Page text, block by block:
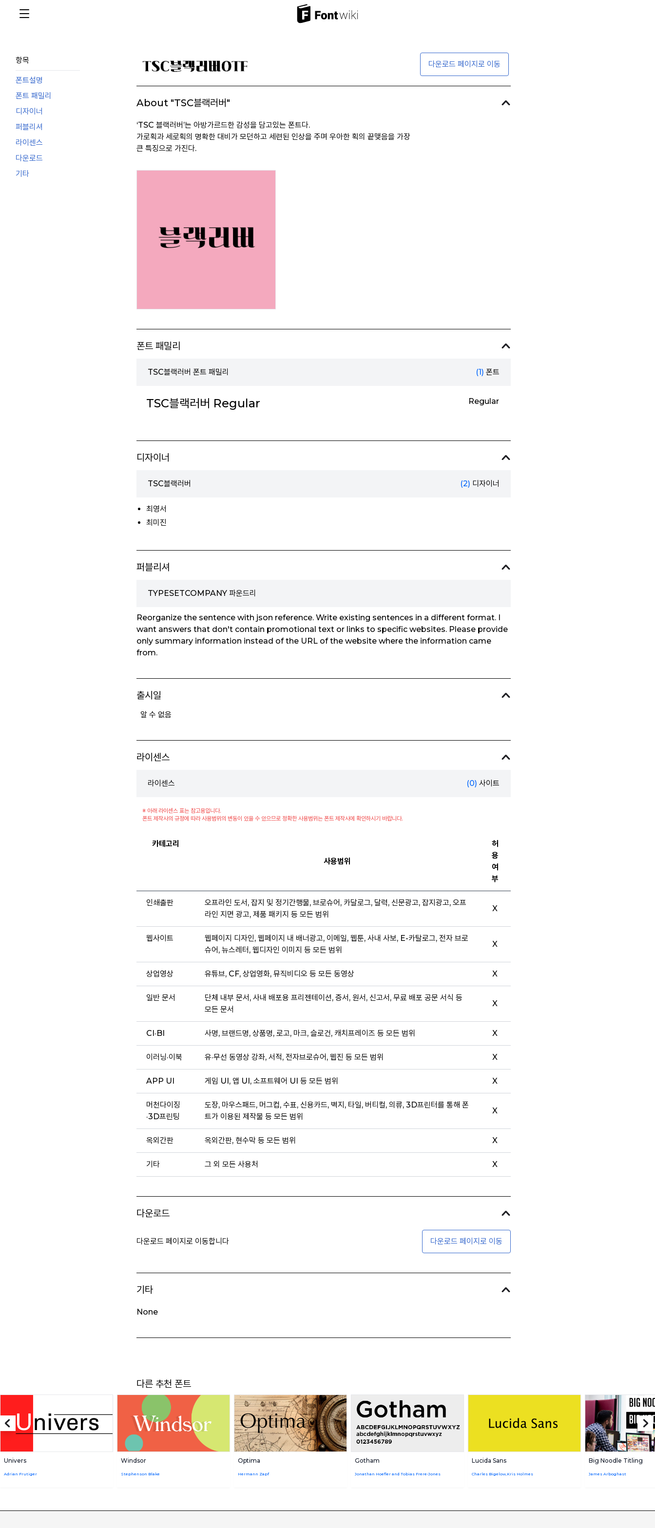
항목
폰트설명
폰트 패밀리
디자이너
퍼블리셔
라이센스
다운로드
기타
다운로드 페이지로 이동
About "TSC블랙러버"
‘TSC 블랙러버’는 아방가르드한 감성을 담고있는 폰트다.
가로획과 세로획의 명확한 대비가 모던하고 세련된 인상을 주며 우아한 획의 끝맺음을 가장
큰 특징으로 가진다.
폰트 패밀리
TSC블랙러버 폰트 패밀리 (1) 폰트
TSC블랙러버 Regular Regular
디자이너
TSC블랙러버 (2) 디자이너
최영서
최미진
퍼블리셔
TYPESETCOMPANY 파운드리
Reorganize the sentence with json reference. Write existing sentences in a different format. I
want answers that don't contain promotional text or links to specific websites. Please provide
only summary information instead of the URL of the website where the information came
from.
출시일
알 수 없음
라이센스
라이센스 (0) 사이트
※ 아래 라이센스 표는 참고용입니다.
폰트 제작사의 규정에 따라 사용범위의 변동이 있을 수 있으므로 정확한 사용범위는 폰트 제작사에 확인하시기 바랍니다.
카테고리
사용범위
허
용
여
부
인쇄출판
오프라인 도서, 잡지 및 정기간행물, 브로슈어, 카달로그, 달력, 신문광고, 잡지광고, 오프
라인 지면 광고, 제품 패키지 등 모든 범위
X
웹사이트
웹페이지 디자인, 웹페이지 내 배너광고, 이메일, 웹툰, 사내 사보, E-카탈로그, 전자 브로
슈어, 뉴스레터, 웹디자인 이미지 등 모든 범위
X
상업영상 유튜브, CF, 상업영화, 뮤직비디오 등 모든 동영상 X
일반 문서
단체 내부 문서, 사내 배포용 프리젠테이션, 증서, 원서, 신고서, 무료 배포 공문 서식 등
모든 문서
X
CI·BI 사명, 브랜드명, 상품명, 로고, 마크, 슬로건, 캐치프레이즈 등 모든 범위 X
이러닝·이북 유·무선 동영상 강좌, 서적, 전자브로슈어, 웹진 등 모든 범위 X
APP UI 게임 UI, 앱 UI, 소프트웨어 UI 등 모든 범위 X
머천다이징
·3D프린팅
도장, 마우스패드, 머그컵, 수표, 신용카드, 벽지, 타일, 버티컬, 의류, 3D프린터를 통해 폰
트가 이용된 제작물 등 모든 범위
X
옥외간판 옥외간판, 현수막 등 모든 범위 X
기타 그 외 모든 사용처 X
다운로드
다운로드 페이지로 이동합니다 다운로드 페이지로 이동
기타
None
다른 추천 폰트
Univers
Adrian Frutiger
Windsor
Stephenson Blake
Optima
Hermann Zapf
Gotham
Jonathan Hoefler and Tobias Frere-Jones
Lucida Sans
Charles Bigelow,Kris Holmes
Big Noodle Titling
James Arboghast